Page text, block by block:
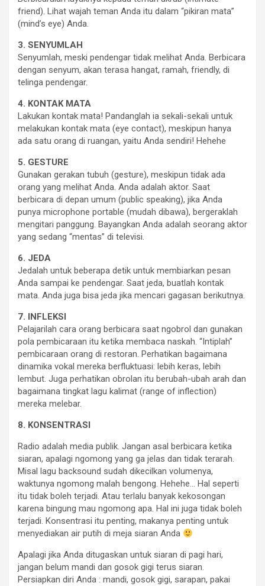
friend). Lihat wajah teman Anda itu dalam “pikiran mata”
(mind’s eye) Anda.
3. SENYUMLAH
Senyumlah, meski pendengar tidak melihat Anda. Berbicara
dengan senyum, akan terasa hangat, ramah, friendly, di
telinga pendengar.
4. KONTAK MATA
Lakukan kontak mata! Pandanglah ia sekali-sekali untuk
melakukan kontak mata (eye contact), meskipun hanya
ada satu orang di ruangan, yaitu Anda sendiri! Hehehe
5. GESTURE
Gunakan gerakan tubuh (gesture), meskipun tidak ada
orang yang melihat Anda. Anda adalah aktor. Saat
berbicara di depan umum (public speaking), jika Anda
punya microphone portable (mudah dibawa), bergeraklah
mengitari panggung. Bayangkan Anda adalah seorang aktor
yang sedang “mentas” di televisi.
6. JEDA
Jedalah untuk beberapa detik untuk membiarkan pesan
Anda sampai ke pendengar. Saat jeda, buatlah kontak
mata. Anda juga bisa jeda jika mencari gagasan berikutnya.
7. INFLEKSI
Pelajarilah cara orang berbicara saat ngobrol dan gunakan
pola pembicaraan itu ketika membaca naskah. “Intiplah”
pembicaraan orang di restoran. Perhatikan bagaimana
dinamika vokal mereka berfluktuasi: lebih keras, lebih
lembut. Juga perhatikan obrolan itu berubah-ubah arah dan
bagaimana tingkat lagu kalimat (range of inflection)
mereka melebar.
8. KONSENTRASI
Radio adalah media publik. Jangan asal berbicara ketika
siaran, apalagi ngomong yang ga jelas dan tidak terarah.
Misal lagu backsound sudah dikecilkan volumenya,
waktunya ngomong malah bengong. Hehehe… Hal seperti
itu tidak boleh terjadi. Atau terlalu banyak kekosongan
karena bingung mau ngomong apa. Hal ini juga tidak boleh
terjadi. Konsentrasi itu penting, makanya penting untuk
menyediakan air putih di meja siaran Anda
Apalagi jika Anda ditugaskan untuk siaran di pagi hari,
jangan belum mandi dan gosok gigi terus siaran.
Persiapkan diri Anda : mandi, gosok gigi, sarapan, pakai